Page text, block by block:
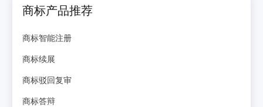
商标产品推荐
商标智能注册
商标续展
商标驳回复审
商标答辩